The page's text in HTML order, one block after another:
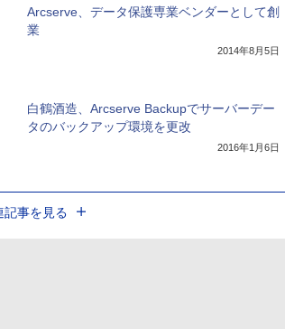
Arcserve、データ保護専業ベンダーとして創
業
2014年8月5日
白鶴酒造、Arcserve Backupでサーバーデー
タのバックアップ環境を更改
2016年1月6日
記事を見る